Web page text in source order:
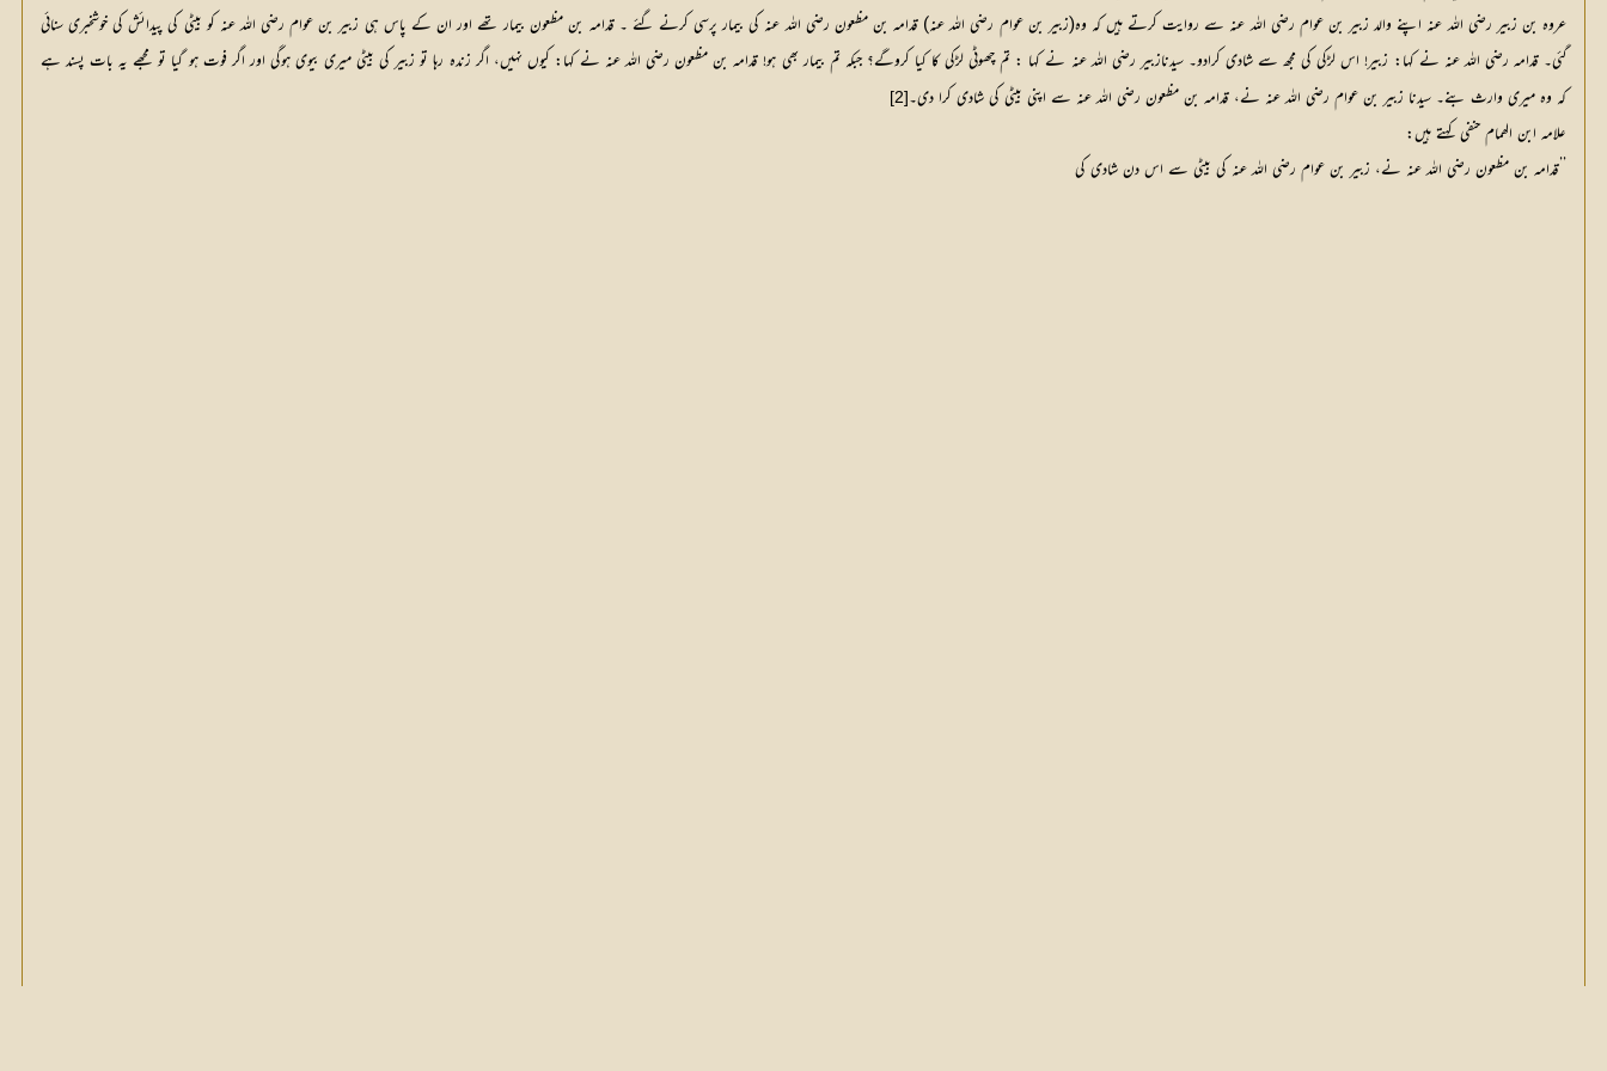
عروہ بن زبیر رضی اللہ عنہ اپنے والد زبیر بن عوام رضی اللہ عنہ سے روایت کرتے ہیں کہ وہ(زبیر بن عوام رضی اللہ عنہ) قدامہ بن مظعون رضی اللہ عنہ کی بیمار پرسی کرنے گئے ۔ قدامہ بن مظعون بیمار تھے اور ان کے پاس ہی زبیر بن عوام رضی اللہ عنہ کو بیٹی کی پیدائش کی خوشخبری سنائی
گئی۔ قدامہ رضی اللہ عنہ نے کہا: زبیر! اس لڑکی کی مجھ سے شادی کرادو۔ سیدنازبیر رضی اللہ عنہ نے کہا : تم چھوٹی لڑکی کا کیا کروگے؟ جبکہ تم بیمار بھی ہو! قدامہ بن مظعون رضی اللہ عنہ نے کہا: کیوں نہیں، اگر زندہ رہا تو زبیر کی بیٹی میری بیوی ہوگی اور اگر فوت ہو گیا تو مجھے یہ بات پسند ہے
کہ وہ میری وارث بنے۔ سیدنا زبیر بن عوام رضی اللہ عنہ نے، قدامہ بن مظعون رضی اللہ عنہ سے اپنی بیٹی کی شادی کرا دی۔[2]
علامہ ابن الھمام حنفی کہتے ہیں:
’’قدامہ بن مظعون رضی اللہ عنہ نے، زبیر بن عوام رضی اللہ عنہ کی بیٹی سے اس دن شادی کی